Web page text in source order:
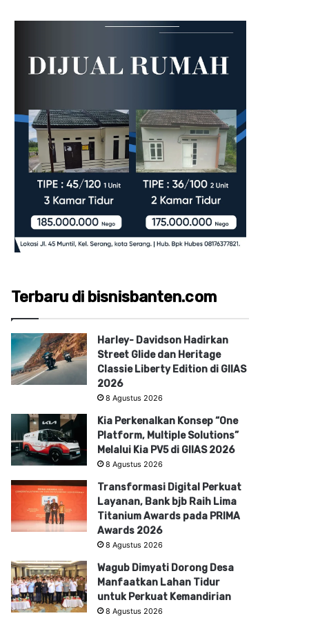
Terbaru di bisnisbanten.com
Harley- Davidson Hadirkan
Street Glide dan Heritage
Classie Liberty Edition di GIIAS
2026
8 Agustus 2026
Kia Perkenalkan Konsep “One
Platform, Multiple Solutions”
Melalui Kia PV5 di GIIAS 2026
8 Agustus 2026
Transformasi Digital Perkuat
Layanan, Bank bjb Raih Lima
Titanium Awards pada PRIMA
Awards 2026
8 Agustus 2026
Wagub Dimyati Dorong Desa
Manfaatkan Lahan Tidur
untuk Perkuat Kemandirian
8 Agustus 2026